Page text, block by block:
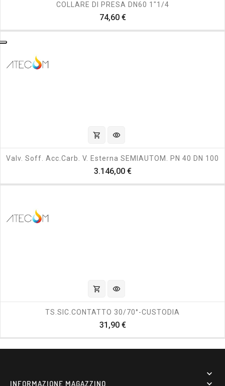
COLLARE DI PRESA DN60 1"1/4
74,60 €Prezzo
shopping_cart visibility
Valv. Soff. Acc.carb. V. Esterna SEMIAUTOM. PN 40 DN 100
3.146,00 €Prezzo
shopping_cart visibility
TS.SIC.CONTATTO 30/70°-CUSTODIA
31,90 €Prezzo

INFORMAZIONE MAGAZZINO 